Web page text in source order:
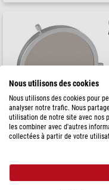
Nous utilisons des cookies
Nous utilisons des cookies pour
analyser notre trafic. Nous
utilisation de notre site avec nos
les combiner avec d'autres
collectées à partir de votre